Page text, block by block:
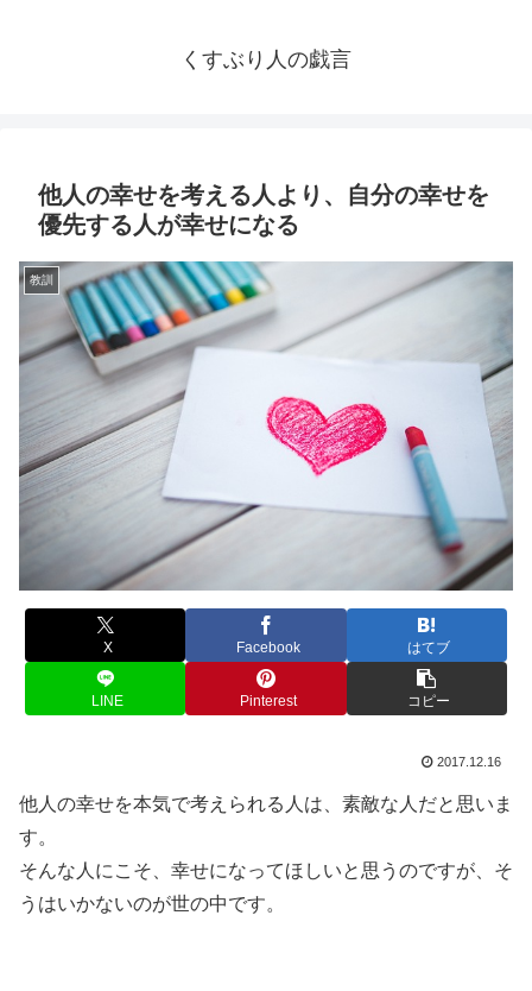
くすぶり人の戯言
他人の幸せを考える人より、自分の幸せを
優先する人が幸せになる
教訓
X Facebook はてブ
LINE Pinterest コピー
2017.12.16
他人の幸せを本気で考えられる人は、素敵な人だと思いま
す。
そんな人にこそ、幸せになってほしいと思うのですが、そ
うはいかないのが世の中です。